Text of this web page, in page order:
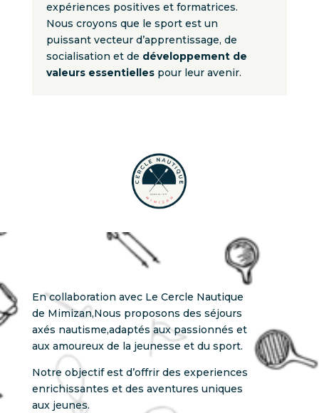
expériences positives et formatrices.
Nous croyons que le sport est un
puissant vecteur d’apprentissage, de
socialisation et de développement de
valeurs essentiellespour leur avenir.
En collaboration avec Le Cercle Nautique
de Mimizan,Nous proposons des séjours
axés nautisme,adaptés aux passionnés et
aux amoureux de la jeunesse et du sport.
Notre objectif est d’offrir des experiences
enrichissantes et des aventures uniques
aux jeunes.